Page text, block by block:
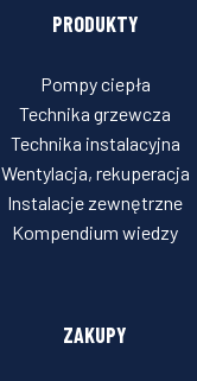
PRODUKTY
Pompy ciepła
Technika grzewcza
Technika instalacyjna
Wentylacja, rekuperacja
Instalacje zewnętrzne
Kompendium wiedzy
ZAKUPY